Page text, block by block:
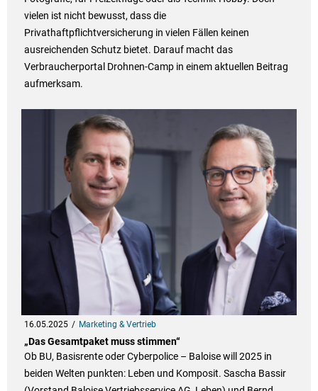
vielen ist nicht bewusst, dass die
Privathaftpflichtversicherung in vielen Fällen keinen
ausreichenden Schutz bietet. Darauf macht das
Verbraucherportal Drohnen-Camp in einem aktuellen Beitrag
aufmerksam.
16.05.2025 Marketing & Vertrieb
„Das Gesamtpaket muss stimmen“
Ob BU, Basisrente oder Cyberpolice – Baloise will 2025 in
beiden Welten punkten: Leben und Komposit. Sascha Bassir